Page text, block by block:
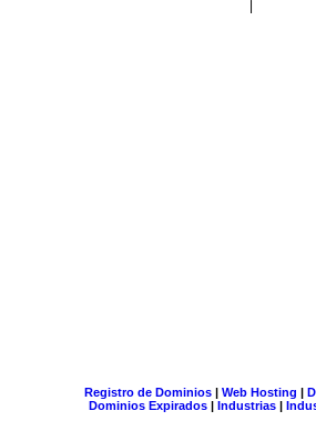
Registro de Dominios| Web Hosting |
Dominios Expirados | Industrias |